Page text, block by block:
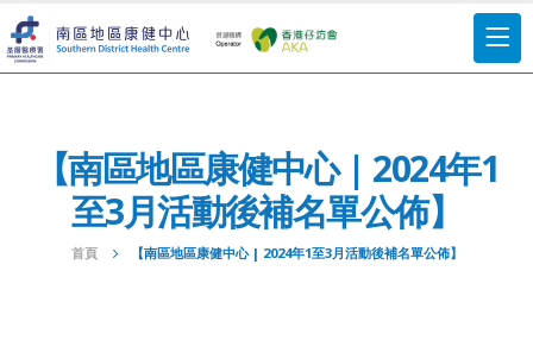
【南區地區康健中心 | 2024年1
至3月活動後補名單公佈】
首頁 【南區地區康健中心 | 2024年1至3月活動後補名單公佈】